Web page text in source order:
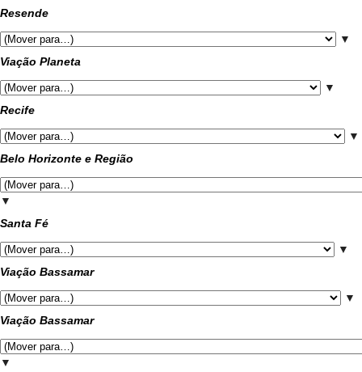
Resende
▼
Viação Planeta
▼
Recife
▼
Belo Horizonte e Região
▼
Santa Fé
▼
Viação Bassamar
▼
Viação Bassamar
▼